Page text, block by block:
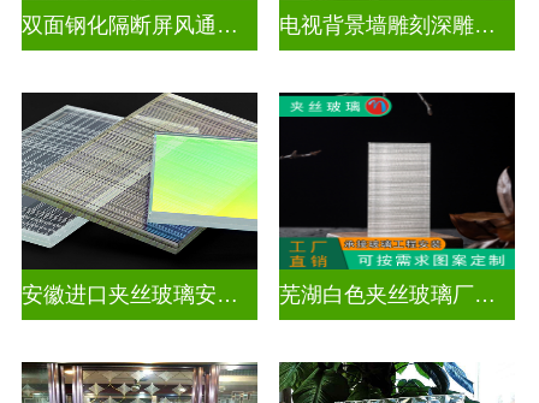
双面钢化隔断屏风通电深雕浮雕玻璃 电视背景墙雕刻深雕玻璃
安徽进口夹丝玻璃安装电话 芜湖白色夹丝玻璃厂家在哪里